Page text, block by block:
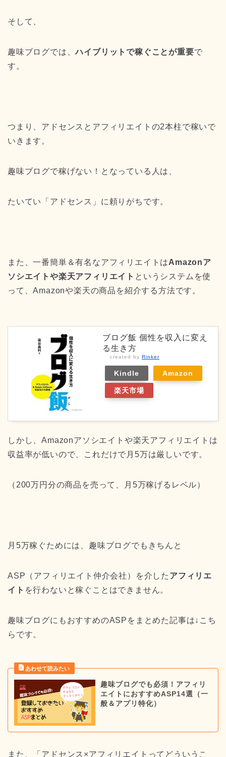
そして、
趣味ブログでは、ハイブリットで稼ぐことが重要で
す。
つまり、アドセンスとアフィリエイトの2本柱で稼いで
いきます。
趣味ブログで稼げない！となっている人は、
たいてい「アドセンス」に頼りがちです。
また、一番簡単＆有名なアフィリエイトはAmazonア
ソシエイトや楽天アフィリエイト というシステムを使
って、Amazonや楽天の商品を紹介する方法です。
ブログ飯 個性を収入に変え
る生き方
created by Rinker
Kindle Amazon
楽天市場
しかし、Amazonアソシエイトや楽天アフィリエイトは
収益率が低いので、これだけで月5万は厳しいです。
（200万円分の商品を売って、月5万稼げるレベル）
月5万稼ぐためには、趣味ブログでもきちんと
ASP（アフィリエイト仲介会社）を介した アフィリエ
イト を行わないと稼ぐことはできません。
趣味ブログにもおすすめのASPをまとめた記事は↓こち
らです。
趣味ブログでも必須！アフィリ
エイトにおすすめASP14選（一
般＆アプリ特化）
また、「アドセンス×アフィリエイトってどういうこ